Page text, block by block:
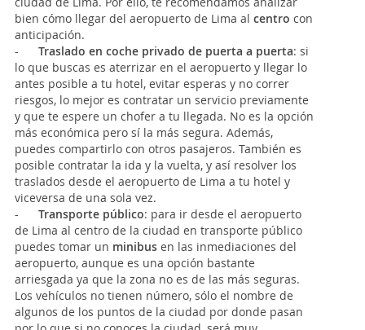
bien cómo llegar del aeropuerto de Lima al centro con
anticipación.
- Traslado en coche privado de puerta a puerta: si
lo que buscas es aterrizar en el aeropuerto y llegar lo
antes posible a tu hotel, evitar esperas y no correr
riesgos, lo mejor es contratar un servicio previamente
y que te espere un chofer a tu llegada. No es la opción
más económica pero sí la más segura. Además,
puedes compartirlo con otros pasajeros. También es
posible contratar la ida y la vuelta, y así resolver los
traslados desde el aeropuerto de Lima a tu hotel y
viceversa de una sola vez.
- Transporte público: para ir desde el aeropuerto
de Lima al centro de la ciudad en transporte público
puedes tomar un minibus en las inmediaciones del
aeropuerto, aunque es una opción bastante
arriesgada ya que la zona no es de las más seguras.
Los vehículos no tienen número, sólo el nombre de
algunos de los puntos de la ciudad por donde pasan